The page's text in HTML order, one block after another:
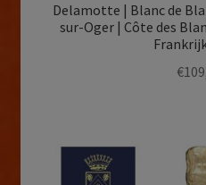
Delamotte | Blanc de
sur-Oger | Côte des
€